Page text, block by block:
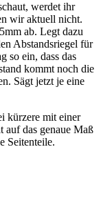
werdet ihr
wir aktuell nicht.
ab. Legt dazu
Abstandsriegel für
so ein, dass das
kommt noch die
Sägt jetzt je eine
kürzere mit einer
auf das genaue Maß
Seitenteile.